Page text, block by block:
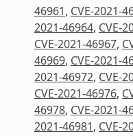
46961, CVE-2021-
2021-46964, CVE-
CVE-2021-46967,
46969, CVE-2021-
2021-46972, CVE-
CVE-2021-46976,
46978, CVE-2021-
2021-46981, CVE-